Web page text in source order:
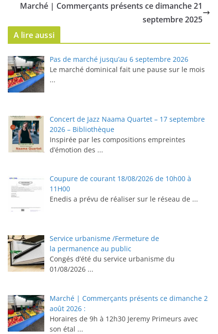
Marché | Commerçants présents ce dimanche 21
septembre 2025
A lire aussi
Pas de marché jusqu’au 6 septembre 2026
Le marché dominical fait une pause sur le mois
...
Concert de Jazz Naama Quartet – 17 septembre
2026 – Bibliothèque
Inspirée par les compositions empreintes
d’émotion des ...
Coupure de courant 18/08/2026 de 10h00 à
11H00
Enedis a prévu de réaliser sur le réseau de ...
Service urbanisme /Fermeture de
la permanence au public
Congés d’été du service urbanisme du
01/08/2026 ...
Marché | Commerçants présents ce dimanche 2
août 2026 :
Horaires de 9h à 12h30 ⁠Jeremy Primeurs avec
son étal ...